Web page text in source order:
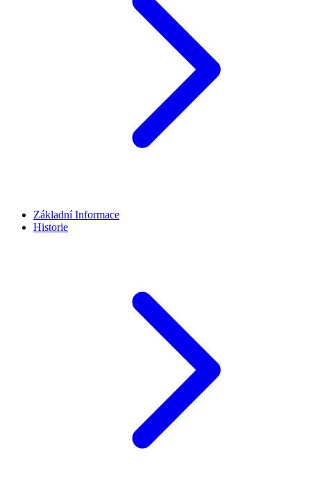
Základní Informace
Historie